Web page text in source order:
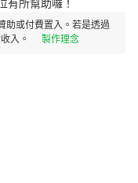
有所幫助囉！
助或付費置入。若是透過
入。
製作理念